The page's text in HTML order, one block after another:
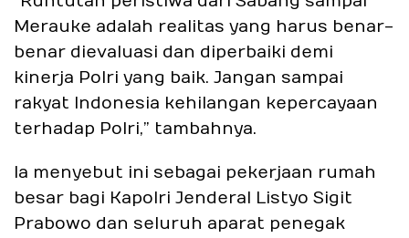
Merauke adalah realitas yang harus benar-
benar dievaluasi dan diperbaiki demi
kinerja Polri yang baik. Jangan sampai
rakyat Indonesia kehilangan kepercayaan
terhadap Polri,” tambahnya.
Ia menyebut ini sebagai pekerjaan rumah
besar bagi Kapolri Jenderal Listyo Sigit
Prabowo dan seluruh aparat penegak